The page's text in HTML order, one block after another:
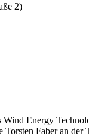
2)
Energy
Faber an